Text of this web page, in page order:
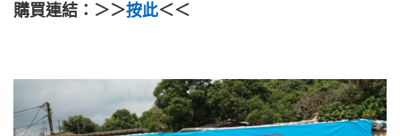
購買連結：＞＞按此＜＜